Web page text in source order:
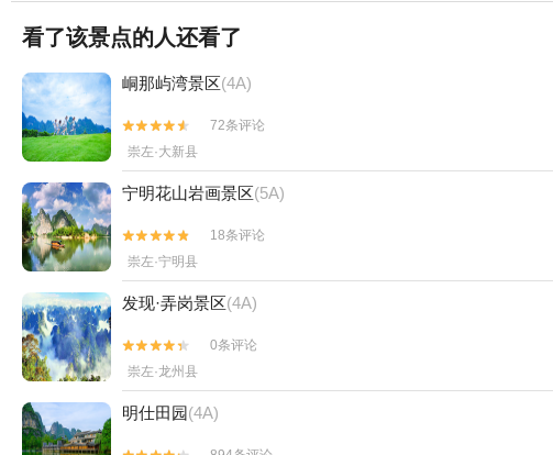
看了该景点的人还看了
峒那屿湾景区(4A)


72条评论
崇左·大新县
宁明花山岩画景区(5A)


18条评论
崇左·宁明县
发现·弄岗景区(4A)


0条评论
崇左·龙州县
明仕田园(4A)